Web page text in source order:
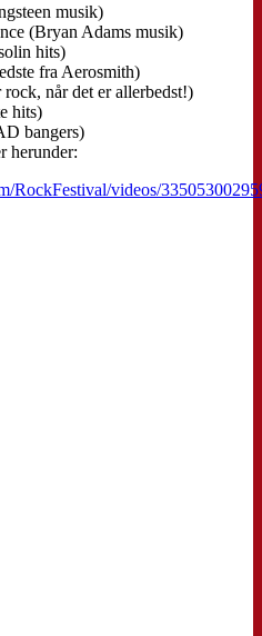
musik)
(Bryan Adams musik)
hits)
fra Aerosmith)
når det er allerbedst!)
hits)
bangers)
herunder:
RockFestival/videos/